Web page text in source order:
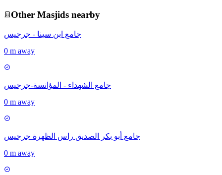
Other Masjids nearby
جامع ابن سينا - جرجيس
0 m away
جامع الشهداء - المؤانسة-جرجيس
0 m away
جامع أبو بكر الصديق راس الظهرة جرجيس
0 m away